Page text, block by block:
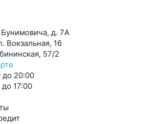
Бунимовича, д. 7A
Вокзальная, 16
57/2
до 20:00
до 17:00